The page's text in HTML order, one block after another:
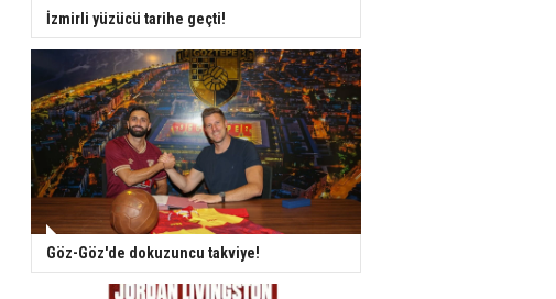
İzmirli yüzücü tarihe geçti!
Göz-Göz'de dokuzuncu takviye!